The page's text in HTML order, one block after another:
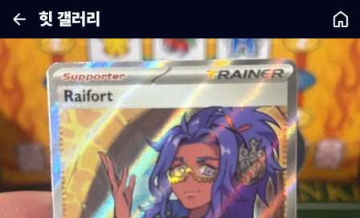
힛 갤러리